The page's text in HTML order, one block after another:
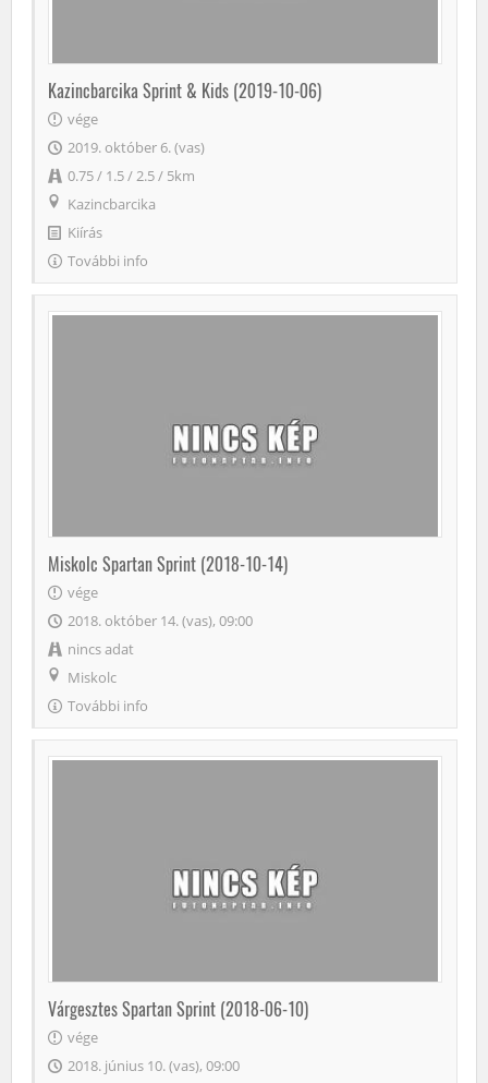
Kazincbarcika Sprint & Kids (2019-10-06)
vége
2019. október 6. (vas)
0.75 / 1.5 / 2.5 / 5km
Kazincbarcika
Kiírás
További info
Miskolc Spartan Sprint (2018-10-14)
vége
2018. október 14. (vas), 09:00
nincs adat
Miskolc
További info
Várgesztes Spartan Sprint (2018-06-10)
vége
2018. június 10. (vas), 09:00